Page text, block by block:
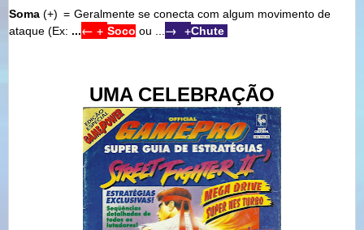
Soma (+) = Geralmente se conecta com algum movimento de
ataque (Ex: ...← + Soco ou ... → +Chute
UMA CELEBRAÇÃO